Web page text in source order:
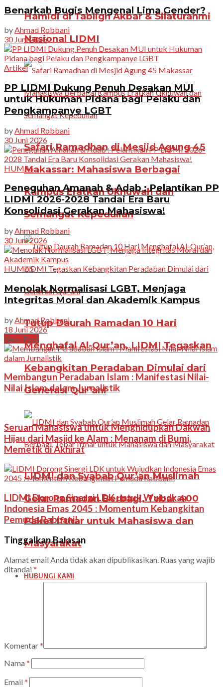
Hamidi di Tabligh Akbar & Silaturahmi
Nasional LIDMI
Safari Ramadhan di Mesjid Agung 45
Makassar: Mahasiswa Berbagai
Kampus Eratkan Ukhuwah dan
Semangat Kepedulian
Tutup Daurah Ramadan 10 Hari
Menghafal Al-Qur’an, LIDMI Tegaskan
Kebangkitan Peradaban Dimulai dari
Generasi Qur’ani
LIDMI dan Syabab Qur’an Muslimah
Gelar Ramadan Berbagi, Tebar 400
Paket Ifthar untuk Mahasiswa dan
Masyarakat
HUBUNGI KAMI
Benarkah Bugis Mengenal Lima Gender?
byAhmad Robbani
30 Juni 2026
Artikel
PP LIDMI Dukung Penuh Desakan MUI
untuk Hukuman Pidana bagi Pelaku dan
Pengkampanye LGBT
by Ahmad Robbani
30 Juni 2026
HUMAS
Peneguhan Amanah & Adab : Pelantikan PP
LIDMI 2026-2028 Tandai Era Baru
Konsolidasi Gerakan Mahasiswa!
byAhmad Robbani
30 Juni 2026
HUMAS
Menolak Normalisasi LGBT, Menjaga
Integritas Moral dan Akademik Kampus
by Ahmad Robbani
18 Juni 2026
Next Post
Membangun Peradaban Islam : Manifestasi Nilai-
Nilai Islam dalam Jurnalistik
Seruan Mahasiswa untuk Menghidupkan Dakwah
Hijau dari Masjid ke Alam : Menanam di Bumi,
Memetik di Akhirat
LIDMI Dorong Sinergi LDK untuk Wujudkan
Indonesia Emas 2045 : Momentum Kebangkitan
Pemuda Rabbani!
Tinggalkan Balasan
Alamat email Anda tidak akan dipublikasikan. Ruas yang wajib
ditandai *
Komentar*
Nama *
Email *